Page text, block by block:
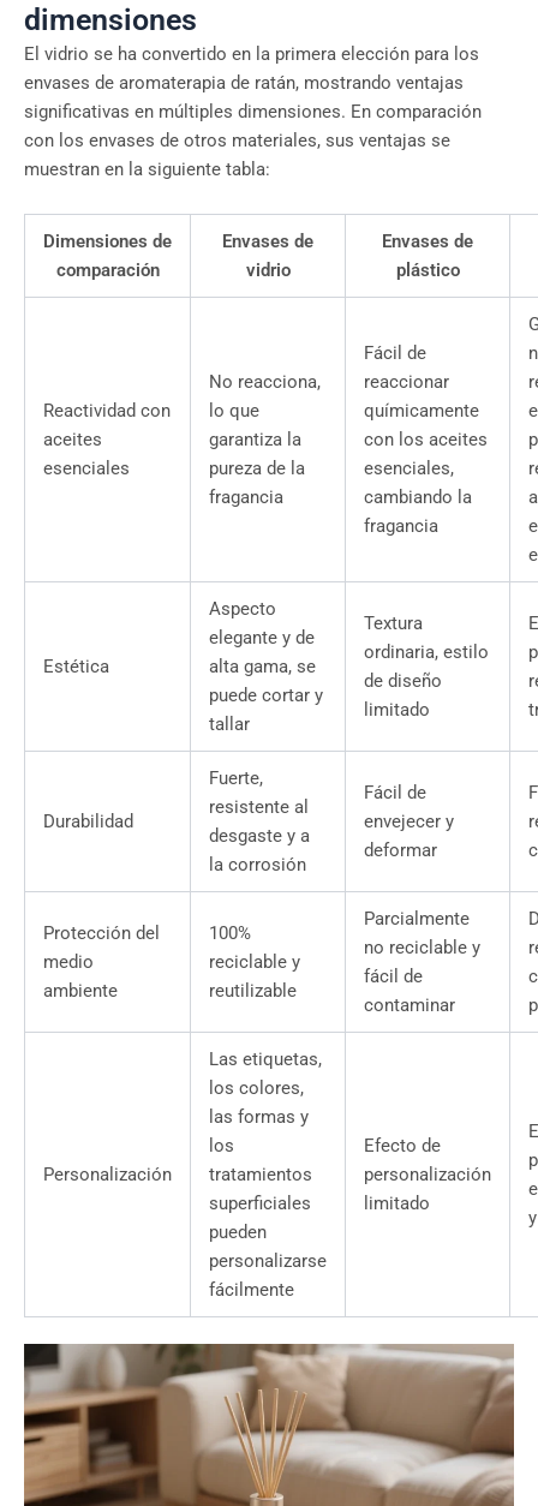
dimensiones
El vidrio se ha convertido en la primera elección para los
envases de aromaterapia de ratán, mostrando ventajas
significativas en múltiples dimensiones. En comparación
con los envases de otros materiales, sus ventajas se
muestran en la siguiente tabla:
Dimensiones de
comparación
Envases de
vidrio
Envases de
plástico
Reactividad con
aceites
esenciales
No reacciona,
lo que
garantiza la
pureza de la
fragancia
Fácil de
reaccionar
químicamente
con los aceites
esenciales,
cambiando la
fragancia
Estética
Aspecto
elegante y de
alta gama, se
puede cortar y
tallar
Textura
ordinaria, estilo
de diseño
limitado
Durabilidad
Fuerte,
resistente al
desgaste y a
la corrosión
Fácil de
envejecer y
deformar
Protección del
medio
ambiente
100%
reciclable y
reutilizable
Parcialmente
no reciclable y
fácil de
contaminar
Personalización
Las etiquetas,
los colores,
las formas y
los
tratamientos
superficiales
pueden
personalizarse
fácilmente
Efecto de
personalización
limitado